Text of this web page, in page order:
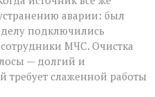
аварии: был
подключились
МЧС. Очистка
— долгий и
требует слаженной работы